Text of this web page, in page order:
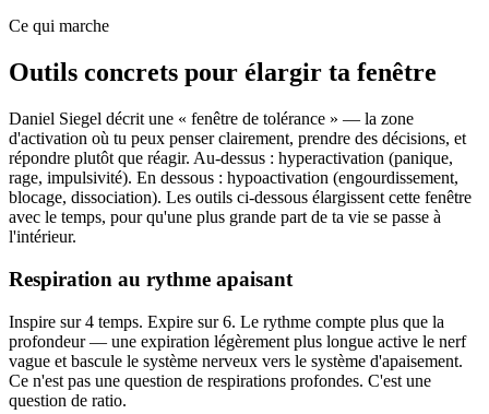
Ce qui marche
Outils concrets pour élargir ta fenêtre
Daniel Siegel décrit une « fenêtre de tolérance » — la zone
d'activation où tu peux penser clairement, prendre des décisions, et
répondre plutôt que réagir. Au-dessus : hyperactivation (panique,
rage, impulsivité). En dessous : hypoactivation (engourdissement,
blocage, dissociation). Les outils ci-dessous élargissent cette fenêtre
avec le temps, pour qu'une plus grande part de ta vie se passe à
l'intérieur.
Respiration au rythme apaisant
Inspire sur 4 temps. Expire sur 6. Le rythme compte plus que la
profondeur — une expiration légèrement plus longue active le nerf
vague et bascule le système nerveux vers le système d'apaisement.
Ce n'est pas une question de respirations profondes. C'est une
question de ratio.